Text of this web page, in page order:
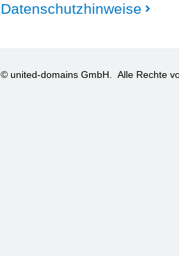
Datenschutzhinweise
© united-domains GmbH. Alle Rechte